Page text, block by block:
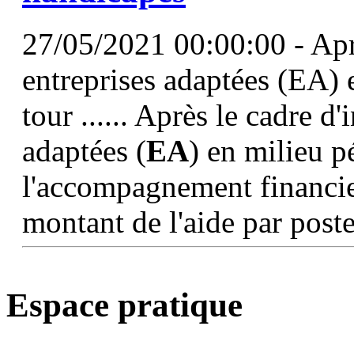
27/05/2021 00:00:00 -
entreprises adaptées
tour ...... Après le cadre
adaptées (EA) en milieu
l'accompagnement
montant de l'aide par
Espace pratique